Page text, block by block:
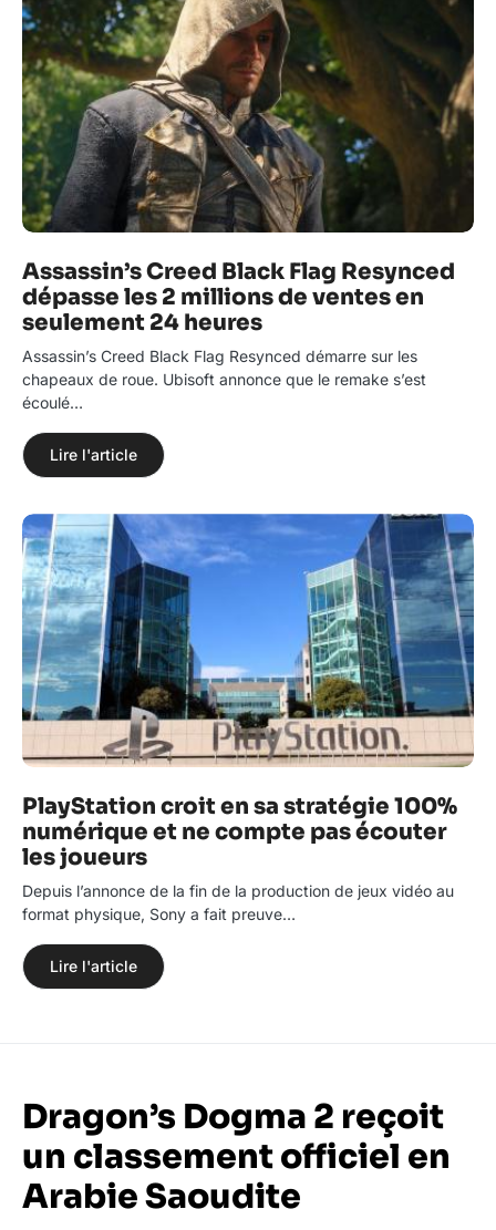
Assassin’s Creed Black Flag Resynced
dépasse les 2 millions de ventes en
seulement 24 heures
Assassin’s Creed Black Flag Resynced démarre sur les
chapeaux de roue. Ubisoft annonce que le remake s’est
écoulé…
Lire l'article
PlayStation croit en sa stratégie 100%
numérique et ne compte pas écouter
les joueurs
Depuis l’annonce de la fin de la production de jeux vidéo au
format physique, Sony a fait preuve…
Lire l'article
Dragon’s Dogma 2 reçoit
un classement officiel en
Arabie Saoudite